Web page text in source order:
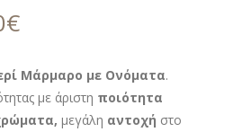
€
Μάρμαρο με Ονόματα.
με άριστη ποιότητα
μεγάλη αντοχή στο